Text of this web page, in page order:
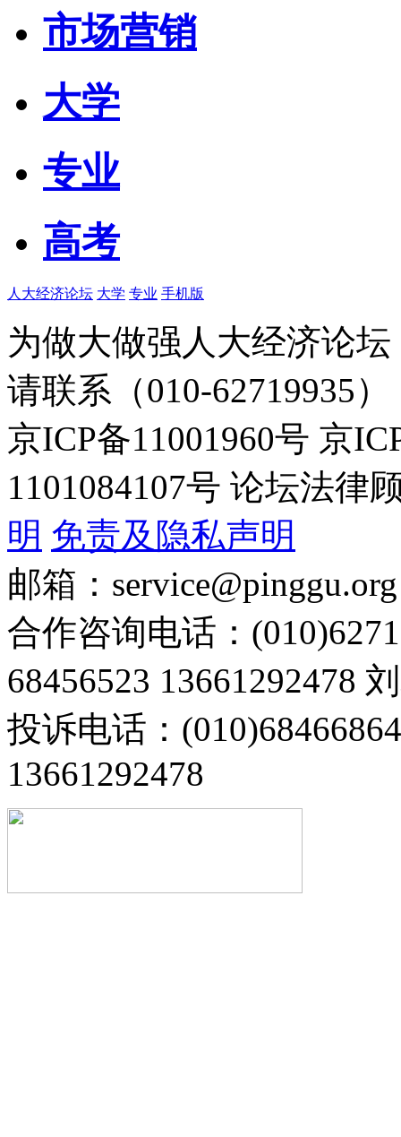
市场营销
大学
专业
高考
人大经济论坛 大学 专业 手机版
为做大做强人大经济论
请联系（010-62719935）
京ICP备11001960号 京
1101084107号 论坛法律
明 免责及隐私声明
邮箱：service@pinggu.org
合作咨询电话：
68456523 13661292478
投诉电话：
13661292478